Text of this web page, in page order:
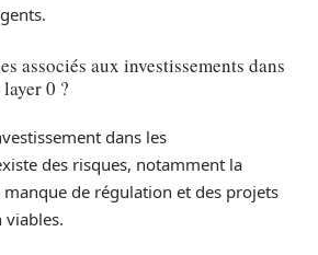
associés aux investissements dans
0 ?
dans les
des risques, notamment la
de régulation et des projets